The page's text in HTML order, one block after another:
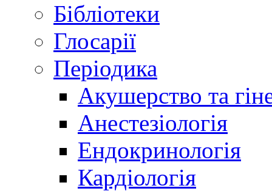
Бібліотеки
Глосарії
Періодика
Акушерство та
Анестезіологія
Ендокринологія
Кардіологія